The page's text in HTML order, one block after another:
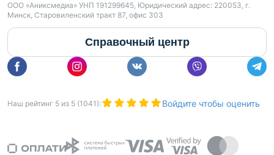
ООО «Аниксмедиа» УНП 191299645, Юридический адрес: 220053, г.
Минск, Старовиленский тракт 87, офис 303
Справочный центр
Наш рейтинг 5 из 5 (1041 ): Войдите чтобы оценить